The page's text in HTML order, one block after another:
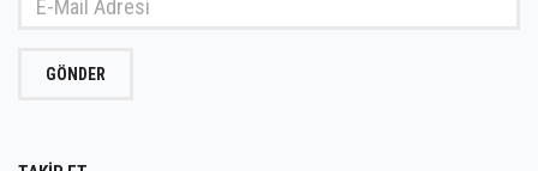
GÖNDER